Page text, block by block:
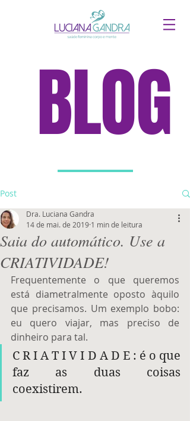
BLOG
Post
Saia do automático. Use a
CRIATIVIDADE!
Dra. Luciana Gandra
14 de mai. de 2019 1 min de leitura
Frequentemente o que queremos
está diametralmente oposto àquilo
que precisamos. Um exemplo bobo:
eu quero viajar, mas preciso de
dinheiro para tal.
C R I A T I V I D A D E : é o que
faz as duas coisas
coexistirem.